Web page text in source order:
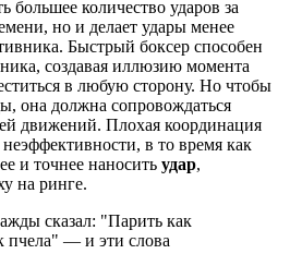
большее количество ударов за
но и делает удары менее
Быстрый боксер способен
создавая иллюзию момента
в любую сторону. Но чтобы
она должна сопровождаться
движений. Плохая координация
в то время как
и точнее наносить удар,
на ринге.
сказал: "Парить как
пчела" — и эти слова